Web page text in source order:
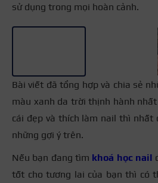
sử dụng trong mọi hoàn cảnh.
Bài viết đã tổng hợp và chia sẻ
màu xanh da trời thịnh hành
cái đẹp và thích làm nail thì nhất
những gợi ý trên.
Nếu bạn đang tìm khoá học nail
tốt cho tương lai của bạn thì có